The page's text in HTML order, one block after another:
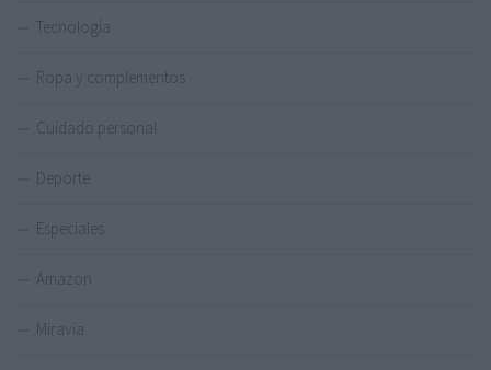
Tecnología
Ropa y complementos
Cuidado personal
Deporte
Especiales
Amazon
Miravia